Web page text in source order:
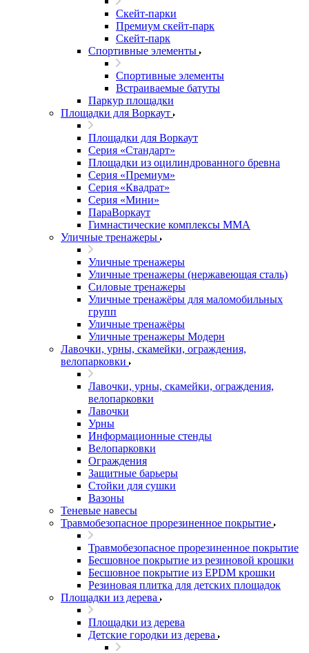
Скейт-парки
Премиум скейт-парк
Скейт-парк
Спортивные элементы
Спортивные элементы
Встраиваемые батуты
Паркур площадки
Площадки для Воркаут
Площадки для Воркаут
Серия «Стандарт»
Площадки из оцилиндрованного бревна
Серия «Премиум»
Серия «Квадрат»
Серия «Мини»
ПараВоркаут
Гимнастические комплексы ММА
Уличные тренажеры
Уличные тренажеры
Уличные тренажеры (нержавеющая сталь)
Силовые тренажеры
Уличные тренажёры для маломобильных
групп
Уличные тренажёры
Уличные тренажеры Модерн
Лавочки, урны, скамейки, ограждения,
велопарковки
Лавочки, урны, скамейки, ограждения,
велопарковки
Лавочки
Урны
Информационные стенды
Велопарковки
Ограждения
Защитные барьеры
Стойки для сушки
Вазоны
Теневые навесы
Травмобезопасное прорезиненное покрытие
Травмобезопасное прорезиненное покрытие
Бесшовное покрытие из резиновой крошки
Бесшовное покрытие из EPDM крошки
Резиновая плитка для детских площадок
Площадки из дерева
Площадки из дерева
Детские городки из дерева